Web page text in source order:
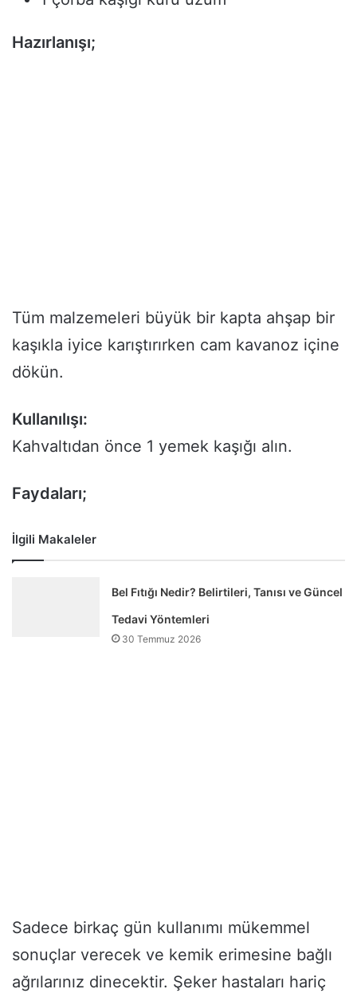
Hazırlanışı;
Tüm malzemeleri büyük bir kapta ahşap bir
kaşıkla iyice karıştırırken cam kavanoz içine
dökün.
Kullanılışı:
Kahvaltıdan önce 1 yemek kaşığı alın.
Faydaları;
İlgili Makaleler
Bel Fıtığı Nedir? Belirtileri, Tanısı ve Güncel
Tedavi Yöntemleri
30 Temmuz 2026
Sadece birkaç gün kullanımı mükemmel
sonuçlar verecek ve kemik erimesine bağlı
ağrılarınız dinecektir. Şeker hastaları hariç